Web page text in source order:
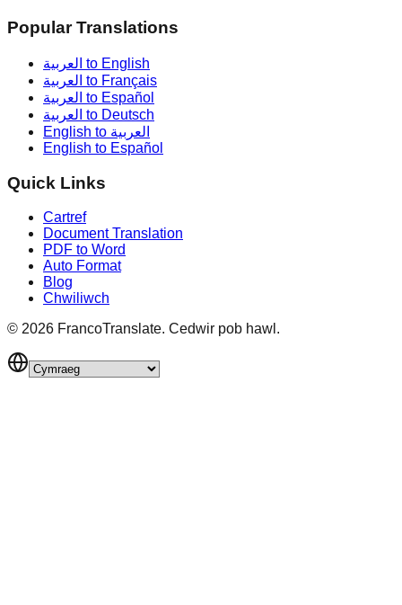
Popular Translations
العربية to English
العربية to Français
العربية to Español
العربية to Deutsch
English to العربية
English to Español
Quick Links
Cartref
Document Translation
PDF to Word
Auto Format
Blog
Chwiliwch
© 2026 FrancoTranslate. Cedwir pob hawl.